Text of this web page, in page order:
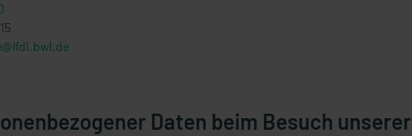
Daten beim Besuch unserer